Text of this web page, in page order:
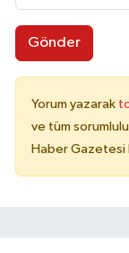
Gönder
Yorum yazarak
ve tüm
Haber Gazetesi